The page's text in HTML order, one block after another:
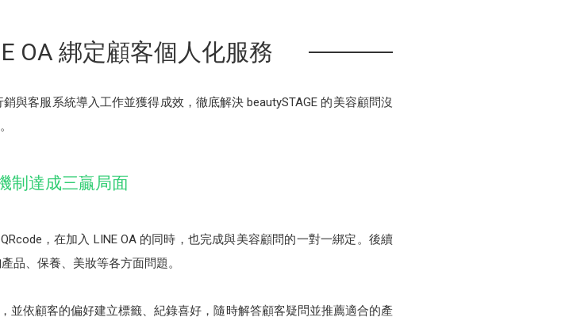
OA 綁定顧客個人化服務
與客服系統導入工作並獲得成效，徹底解決 beautySTAGE 的美容顧問沒
制達成三贏局面
，在加入 LINE OA 的同時，也完成與美容顧問的一對一綁定。後續
品、保養、美妝等各方面問題。
並依顧客的偏好建立標籤、紀錄喜好，隨時解答顧客疑問並推薦適合的產